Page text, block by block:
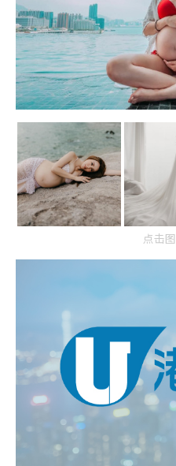
点击